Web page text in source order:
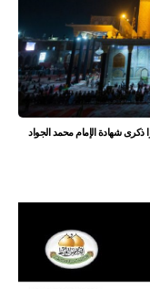
ملايين و734 ألف زائر أحيوا ذكرى شهادة الإمام محمد الجواد